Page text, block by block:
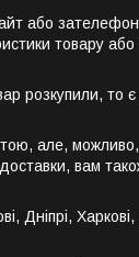
або
товару або
розкупили, то є
але,
вам
Харкові,